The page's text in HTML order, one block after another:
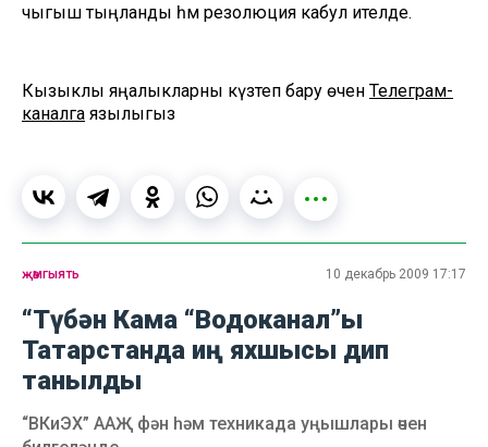
чыгыш тыңланды һәм резолюция кабул ителде.
Кызыклы яңалыкларны күзәтеп бару өчен Телеграм-
каналга язылыгыз
җәмгыять 10 декабрь 2009 17:17
“Түбән Кама “Водоканал”ы
Татарстанда иң яхшысы дип
танылды
“ВКиЭХ” ААҖ фән һәм техникада уңышлары өчен